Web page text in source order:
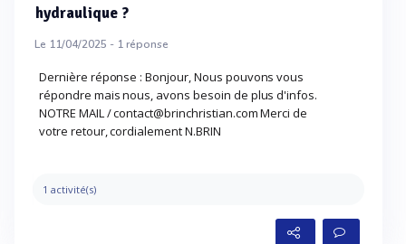
hydraulique ?
Le 11/04/2025 - 1réponse
Dernière réponse : Bonjour, Nous pouvons vous
répondre mais nous, avons besoin de plus d'infos.
NOTRE MAIL / contact@brinchristian.com Merci de
votre retour, cordialement N.BRIN
1 activité(s)